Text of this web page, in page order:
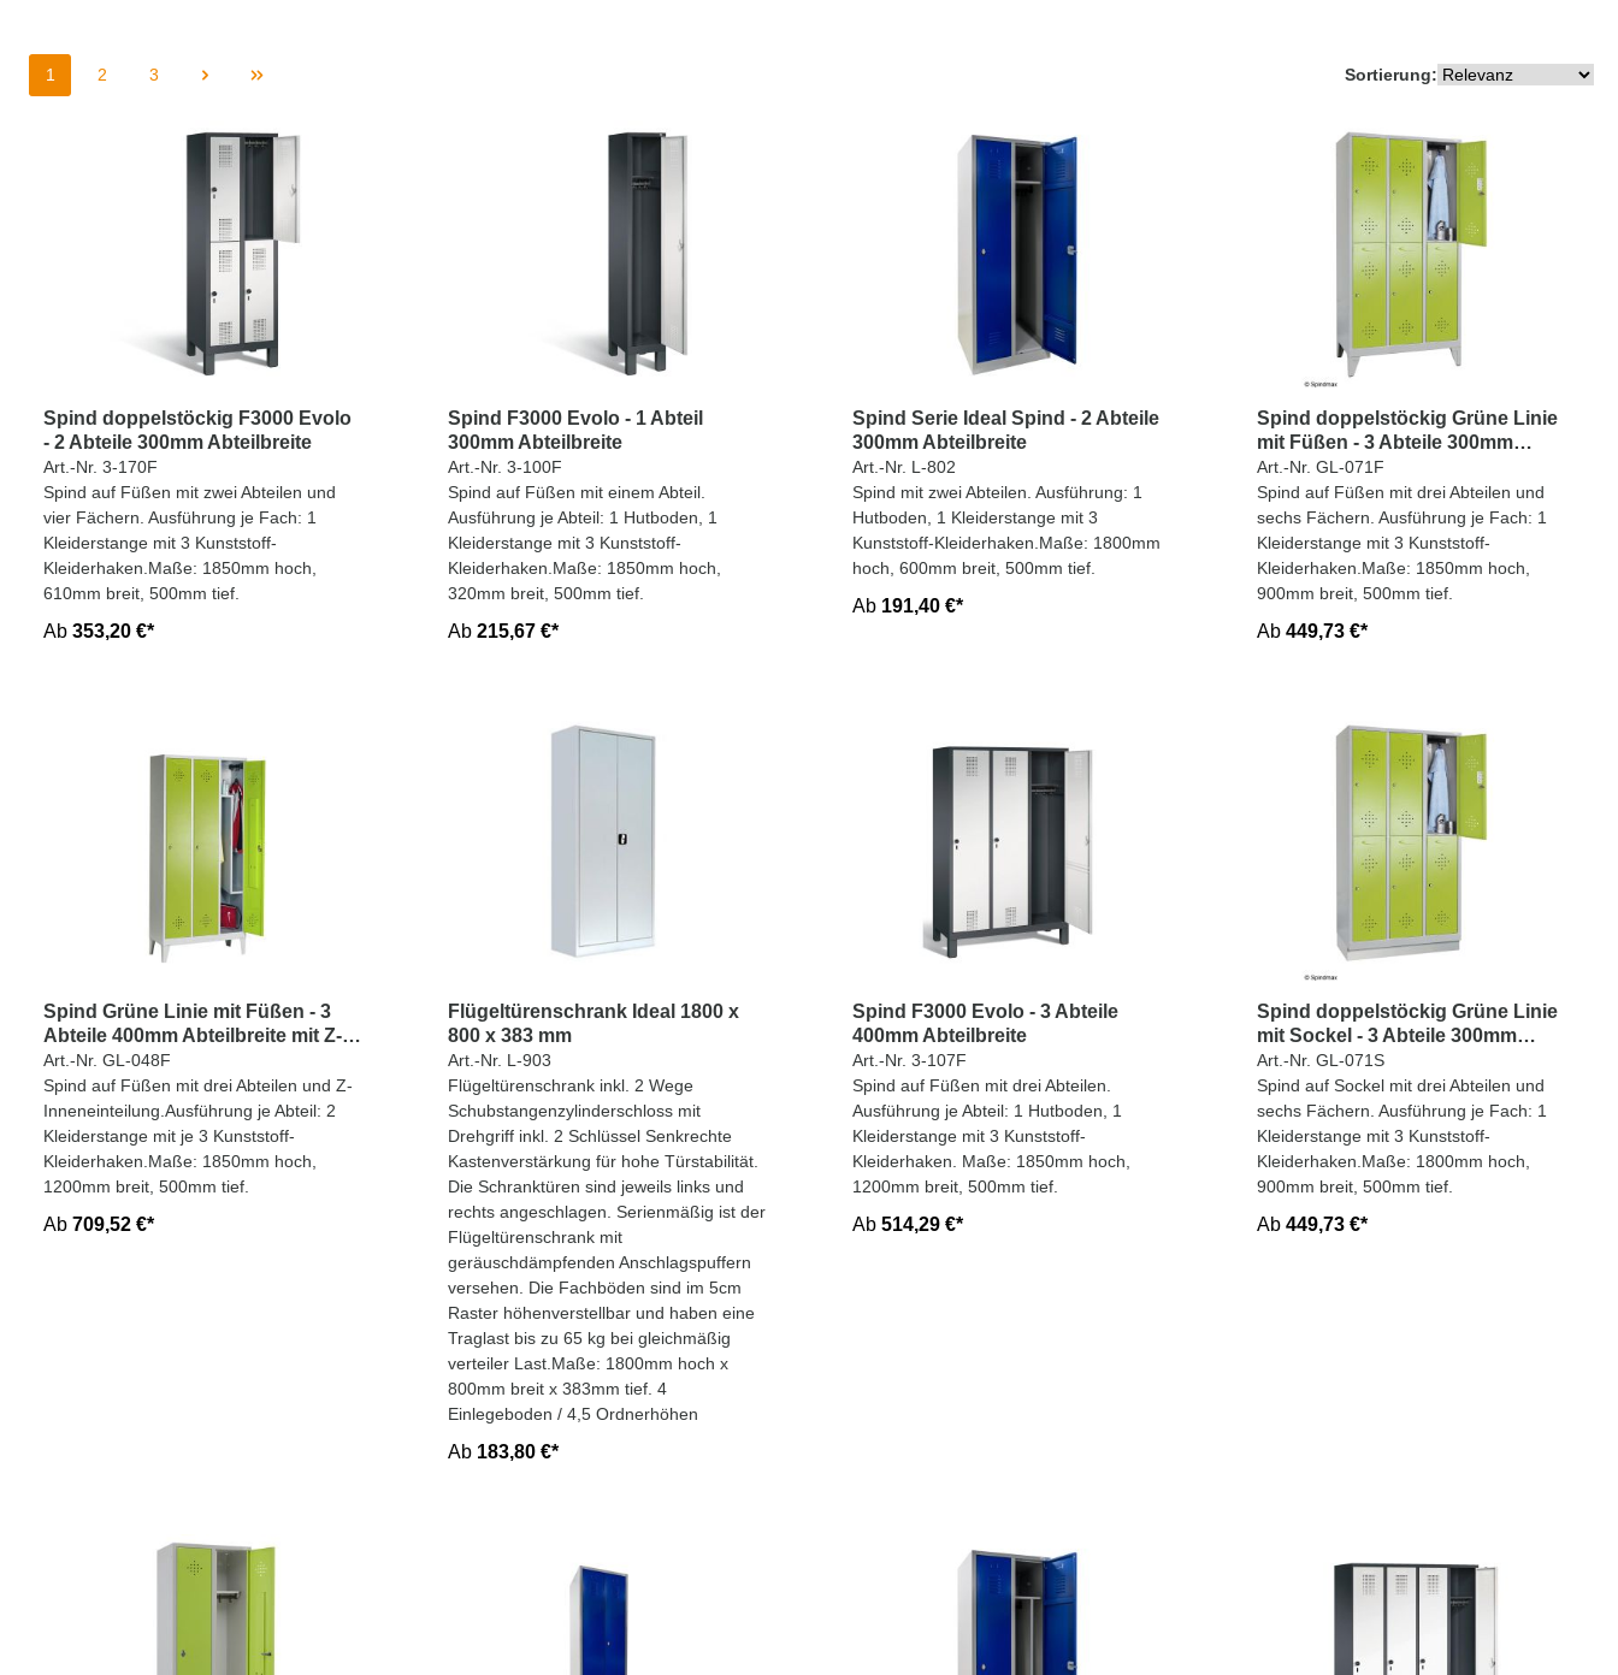
1 2 3 Sortierung:
Spind doppelstöckig F3000 Evolo
- 2 Abteile 300mm Abteilbreite
Art.-Nr. 3-170F
Spind auf Füßen mit zwei Abteilen und
vier Fächern. Ausführung je Fach: 1
Kleiderstange mit 3 Kunststoff-
Kleiderhaken.Maße: 1850mm hoch,
610mm breit, 500mm tief.
Ab 353,20 €*
Spind F3000 Evolo - 1 Abteil
300mm Abteilbreite
Art.-Nr. 3-100F
Spind auf Füßen mit einem Abteil.
Ausführung je Abteil: 1 Hutboden, 1
Kleiderstange mit 3 Kunststoff-
Kleiderhaken.Maße: 1850mm hoch,
320mm breit, 500mm tief.
Ab 215,67 €*
Spind Serie Ideal Spind - 2 Abteile
300mm Abteilbreite
Art.-Nr. L-802
Spind mit zwei Abteilen. Ausführung: 1
Hutboden, 1 Kleiderstange mit 3
Kunststoff-Kleiderhaken.Maße: 1800mm
hoch, 600mm breit, 500mm tief.
Ab 191,40 €*
Spind doppelstöckig Grüne Linie
mit Füßen - 3 Abteile 300mm
Abteilbreite
Art.-Nr. GL-071F
Spind auf Füßen mit drei Abteilen und
sechs Fächern. Ausführung je Fach: 1
Kleiderstange mit 3 Kunststoff-
Kleiderhaken.Maße: 1850mm hoch,
900mm breit, 500mm tief.
Ab 449,73 €*
Spind Grüne Linie mit Füßen - 3
Abteile 400mm Abteilbreite mit Z-
Inneneinteilung
Art.-Nr. GL-048F
Spind auf Füßen mit drei Abteilen und Z-
Inneneinteilung.Ausführung je Abteil: 2
Kleiderstange mit je 3 Kunststoff-
Kleiderhaken.Maße: 1850mm hoch,
1200mm breit, 500mm tief.
Ab 709,52 €*
Flügeltürenschrank Ideal 1800 x
800 x 383 mm
Art.-Nr. L-903
Flügeltürenschrank inkl. 2 Wege
Schubstangenzylinderschloss mit
Drehgriff inkl. 2 Schlüssel Senkrechte
Kastenverstärkung für hohe Türstabilität.
Die Schranktüren sind jeweils links und
rechts angeschlagen. Serienmäßig ist der
Flügeltürenschrank mit
geräuschdämpfenden Anschlagspuffern
versehen. Die Fachböden sind im 5cm
Raster höhenverstellbar und haben eine
Traglast bis zu 65 kg bei gleichmäßig
verteiler Last.Maße: 1800mm hoch x
800mm breit x 383mm tief. 4
Einlegeboden / 4,5 Ordnerhöhen
Ab 183,80 €*
Spind F3000 Evolo - 3 Abteile
400mm Abteilbreite
Art.-Nr. 3-107F
Spind auf Füßen mit drei Abteilen.
Ausführung je Abteil: 1 Hutboden, 1
Kleiderstange mit 3 Kunststoff-
Kleiderhaken. Maße: 1850mm hoch,
1200mm breit, 500mm tief.
Ab 514,29 €*
Spind doppelstöckig Grüne Linie
mit Sockel - 3 Abteile 300mm
Abteilbreite
Art.-Nr. GL-071S
Spind auf Sockel mit drei Abteilen und
sechs Fächern. Ausführung je Fach: 1
Kleiderstange mit 3 Kunststoff-
Kleiderhaken.Maße: 1800mm hoch,
900mm breit, 500mm tief.
Ab 449,73 €*